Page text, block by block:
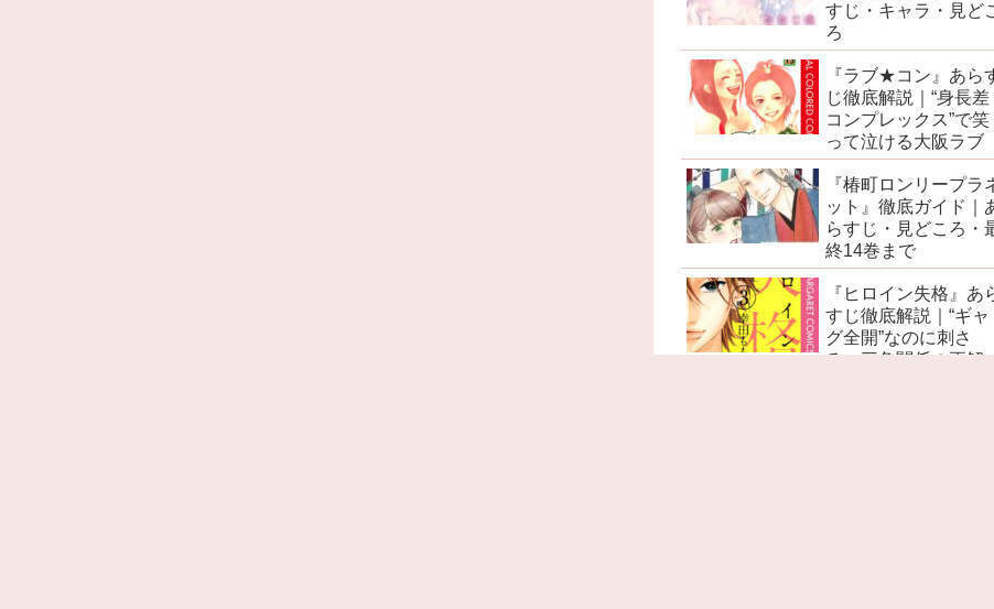
すじ・キャラ・見ど
ろ
『ラブ★コン』あら
じ徹底解説｜“身長差
コンプレックス”で笑
って泣ける大阪ラブ
『椿町ロンリープラ
ット』徹底ガイド｜
らすじ・見どころ・
終14巻まで
『ヒロイン失格』あ
すじ徹底解説｜“ギャ
グ全開”なのに刺さ
る、三角関係の正解